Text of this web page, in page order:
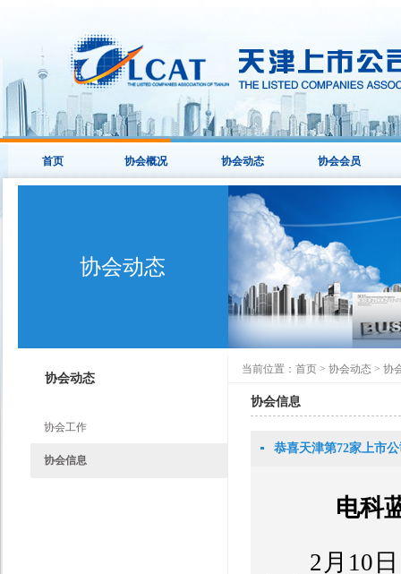
首页 协会概况 协会动态 协会会员
协会动态
协会动态
协会工作
协会信息
当前位置： 首页 > 协会动态 > 协
协会信息
恭喜天津第72家上市
电科
2月10日